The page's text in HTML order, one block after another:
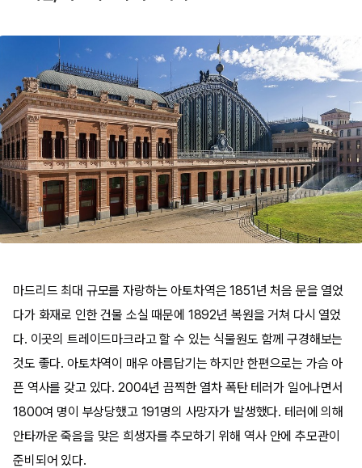
마드리드 최대 규모를 자랑하는 아토차역은 1851년 처음 문을 열었
다가 화재로 인한 건물 소실 때문에 1892년 복원을 거쳐 다시 열었
다. 이곳의 트레이드마크라고 할 수 있는 식물원도 함께 구경해보는
것도 좋다. 아토차역이 매우 아름답기는 하지만 한편으로는 가슴 아
픈 역사를 갖고 있다. 2004년 끔찍한 열차 폭탄 테러가 일어나면서
1800여 명이 부상당했고 191명의 사망자가 발생했다. 테러에 의해
안타까운 죽음을 맞은 희생자를 추모하기 위해 역사 안에 추모관이
준비되어 있다.